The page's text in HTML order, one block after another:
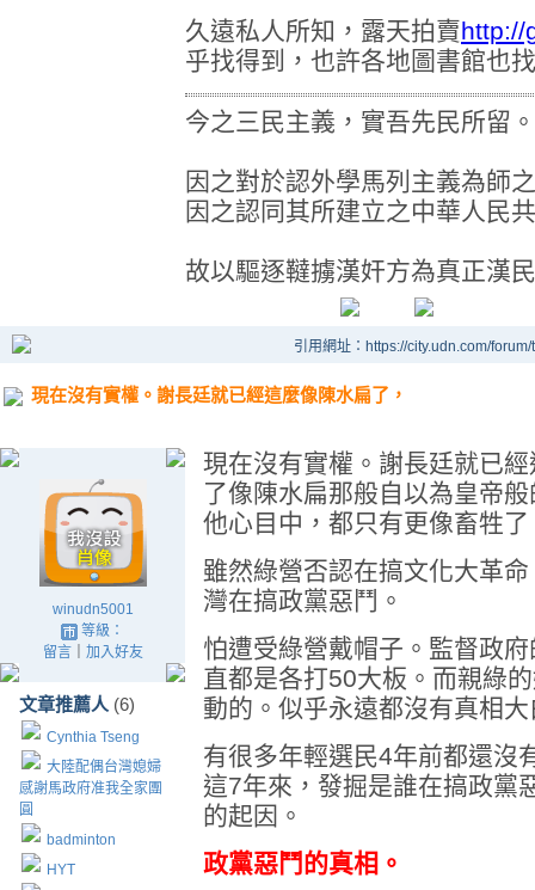
久遠私人所知，露天拍賣http://
乎找得到，也許各地圖書館也
今之三民主義，實吾先民所留。
因之對於認外學馬列主義為師
因之認同其所建立之中華人民
故以驅逐韃擄漢奸方為真正漢
引用網址：https://city.udn.com/
現在沒有實權。謝長廷就已經這麼像陳水扁了，
winudn5001
等級：
留言｜ 加入好友
文章推薦人 (6)
Cynthia Tseng
大陸配偶台灣媳婦
感謝馬政府准我全家團
圓
badminton
HYT
現在沒有實權。謝長廷就已
了像陳水扁那般自以為皇帝
他心目中，都只有更像畜牲了
雖然綠營否認在搞文化大革
灣在搞政黨惡鬥。
怕遭受綠營戴帽子。監督政
直都是各打50大板。而親綠
動的。似乎永遠都沒有真相
有很多年輕選民4年前都還沒
這7年來，發掘是誰在搞政黨
的起因。
政黨惡鬥的真相。